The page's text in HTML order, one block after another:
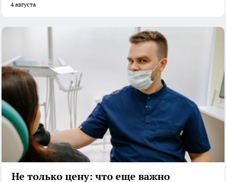
4 августа
Не только цену: что еще важно